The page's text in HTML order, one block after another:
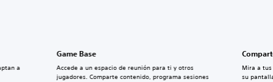
Game Base
Accede a un espacio de reunión para ti y otros
jugadores. Comparte contenido, programa sesiones
Mira a
su
a